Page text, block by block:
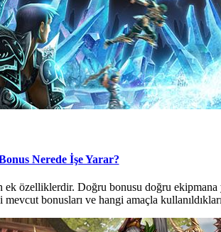
Nerede İşe Yarar?
ek özelliklerdir. Doğru bonusu doğru
bonusları ve hangi amaçla